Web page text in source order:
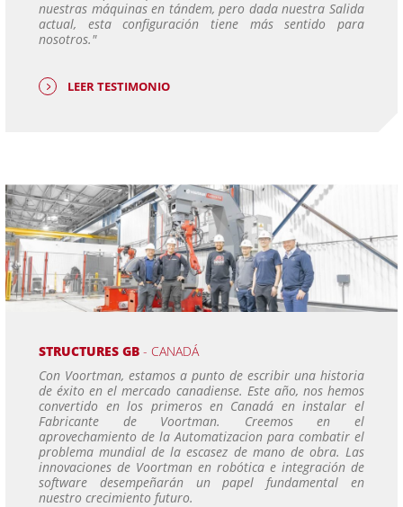
nuestras máquinas en tándem, pero dada nuestra Salida
actual, esta configuración tiene más sentido para
nosotros."
LEER TESTIMONIO
STRUCTURES GB- CANADÁ
Con Voortman, estamos a punto de escribir una historia
de éxito en el mercado canadiense. Este año, nos hemos
convertido en los primeros en Canadá en instalar el
Fabricante de Voortman. Creemos en el
aprovechamiento de la Automatizacion para combatir el
problema mundial de la escasez de mano de obra. Las
innovaciones de Voortman en robótica e integración de
software desempeñarán un papel fundamental en
nuestro crecimiento futuro.